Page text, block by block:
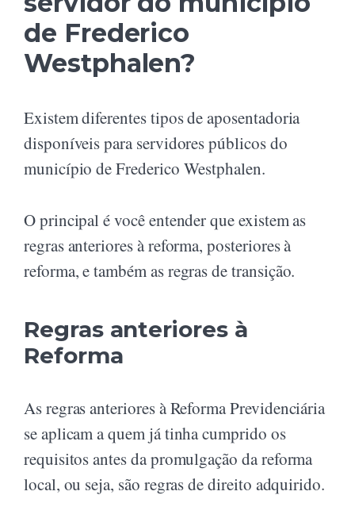
de Frederico
Westphalen?
Existem diferentes tipos de aposentadoria
disponíveis para servidores públicos do
município de Frederico Westphalen.
O principal é você entender que existem as
regras anteriores à reforma, posteriores à
reforma, e também as regras de transição.
Regras anteriores à
Reforma
As regras anteriores à Reforma Previdenciária
se aplicam a quem já tinha cumprido os
requisitos antes da promulgação da reforma
local, ou seja, são regras de direito adquirido.